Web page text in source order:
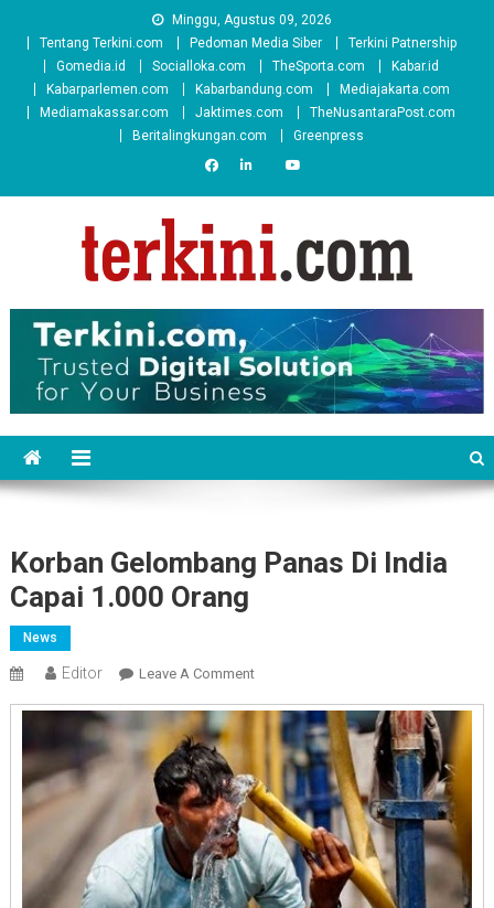
Minggu, Agustus 09, 2026
Tentang Terkini.com
Pedoman Media Siber
Terkini Patnership
Gomedia.id
Socialloka.com TheSporta.com
Kabar.id
Kabarparlemen.com
Kabarbandung.com
Mediajakarta.com
Mediamakassar.com
Jaktimes.com
TheNusantaraPost.com
Beritalingkungan.com
Greenpress
Korban Gelombang Panas Di India
Capai 1.000 Orang
News
Editor Leave A CommentOn
Gelombang
Panas
Di
India
Capai
1.000
Orang